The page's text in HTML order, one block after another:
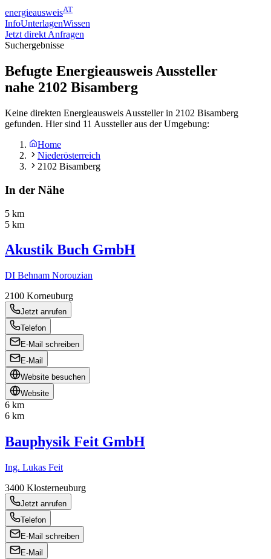
energieausweisAT
InfoUnterlagenWissen
Jetzt direkt Anfragen
Suchergebnisse
Befugte Energieausweis Aussteller
nahe 2102 Bisamberg
Keine direkten Energieausweis Aussteller in 2102 Bisamberg
gefunden. Hier sind 11 Aussteller aus der Umgebung:
Home
Niederösterreich
2102 Bisamberg
In der Nähe
5 km
5 km
Akustik Buch GmbH
DI Behnam Norouzian
2100 Korneuburg
Jetzt anrufen
Telefon
E-Mail schreiben
E-Mail
Website besuchen
Website
6 km
6 km
Bauphysik Feit GmbH
Ing. Lukas Feit
3400 Klosterneuburg
Jetzt anrufen
Telefon
E-Mail schreiben
E-Mail